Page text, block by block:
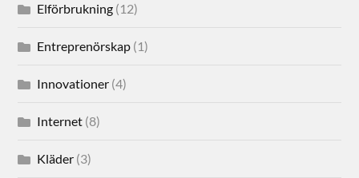
Elförbrukning (12)
Entreprenörskap (1)
Innovationer (4)
Internet (8)
Kläder (3)